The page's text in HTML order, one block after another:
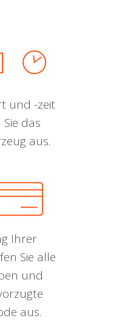
und -zeit
das
aus.
Ihrer
Sie alle
und
aus.